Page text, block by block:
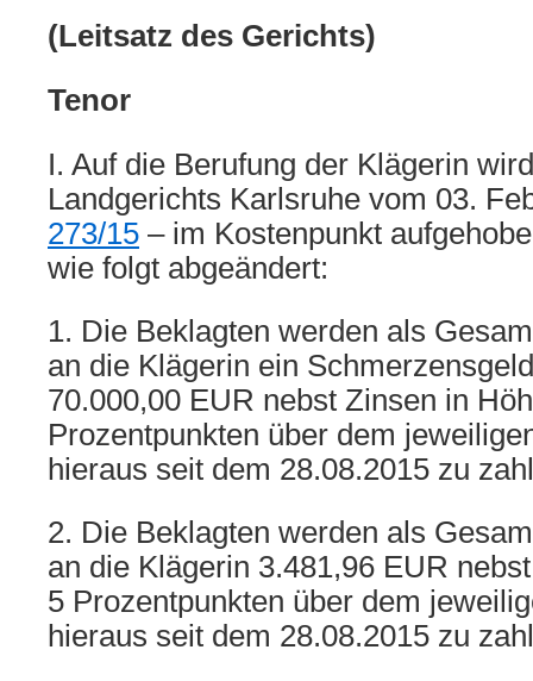
(Leitsatz des Gerichts)
Tenor
I. Auf die Berufung der Klägerin
Landgerichts Karlsruhe vom 03.
273/15 – im Kostenpunkt
wie folgt abgeändert:
1. Die Beklagten werden als
an die Klägerin ein
70.000,00 EUR nebst Zinsen in
Prozentpunkten über dem
hieraus seit dem 28.08.2015 zu
2. Die Beklagten werden als
an die Klägerin 3.481,96 EUR
5 Prozentpunkten über dem
hieraus seit dem 28.08.2015 zu